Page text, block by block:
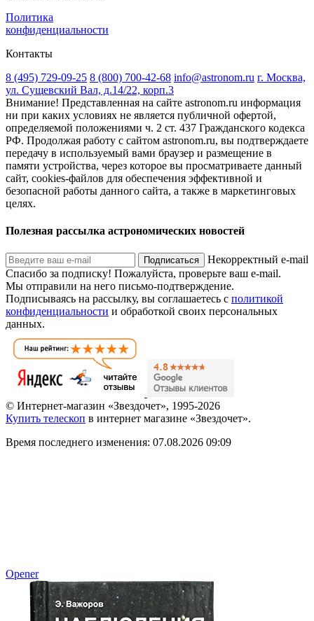
Политика
конфиденциальности
Контакты
8 (495) 729-09-25 8 (800) 700-42-68 info@astronom.ru г. Москва,
ул. Сущевский Вал, д.14/22, корп.3
Внимание! Представленная на сайте astronom.ru информация
ни при каких условиях не является публичной офертой,
определяемой положениями ч. 2 ст. 437 Гражданского кодекса
РФ. Продолжая работу с сайтом astronom.ru, вы подтверждаете
передачу в используемый вами браузер и размещение в
памяти устройства, через которое вы просматриваете данный
сайт, cookies-файлов для обеспечения эффективной и
безопасной работы данного сайта, а также в маркетинговых
целях.
Полезная рассылка астрономических новостей
Подписаться
Некорректный e-mail
Спасибо за подписку! Пожалуйста, проверьте ваш e-mail.
Мы отправили на него письмо-подтверждение.
Подписываясь на рассылку, вы соглашаетесь с политикой
конфиденциальности и обработкой своих персональных
данных.
© Интернет-магазин «Звездочет», 1995-2026
Купить телескоп в интернет магазине «Звездочет».
Время последнего изменения: 07.08.2026 09:09
Opener